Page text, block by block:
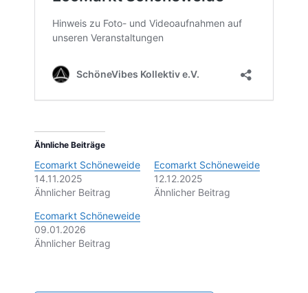
Ähnliche Beiträge
Ecomarkt Schöneweide
14.11.2025
Ähnlicher Beitrag
Ecomarkt Schöneweide
12.12.2025
Ähnlicher Beitrag
Ecomarkt Schöneweide
09.01.2026
Ähnlicher Beitrag